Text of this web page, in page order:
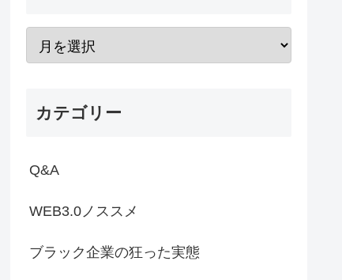
カテゴリー
Q&A
WEB3.0ノススメ
ブラック企業の狂った実態